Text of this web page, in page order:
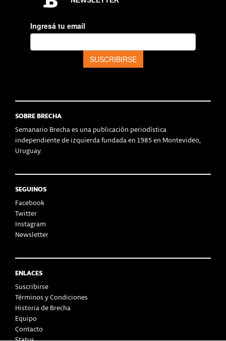
SOBRE BRECHA
Semanario Brecha es una publicación periodística
independiente de izquierda fundada en 1985 en Montevideo,
Uruguay.
SEGUINOS
Facebook
Twitter
Instagram
Newsletter
ENLACES
Suscribirse
Términos y Condiciones
Historia de Brecha
Equipo
Contacto